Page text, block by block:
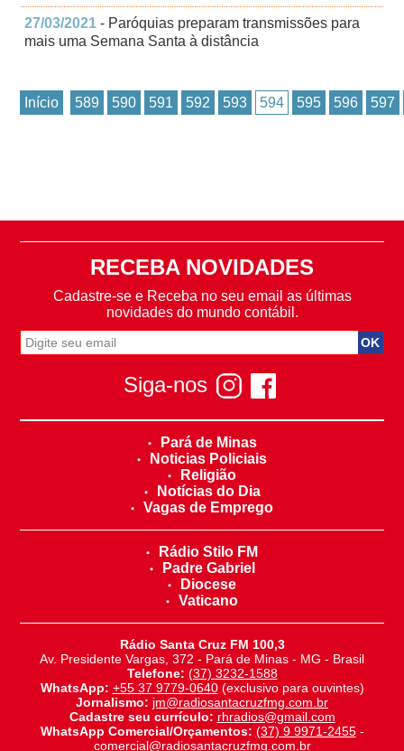
27/03/2021 - Paróquias preparam transmissões para
mais uma Semana Santa à distância
Início 589 590 591 592 593 594 595 596 597
RECEBA NOVIDADES
Cadastre-se e Receba no seu email as últimas
novidades do mundo contábil.
Siga-nos
Pará de Minas
Noticias Policiais
Religião
Notícias do Dia
Vagas de Emprego
Rádio Stilo FM
Padre Gabriel
Diocese
Vaticano
Rádio Santa Cruz FM 100,3
Av. Presidente Vargas, 372 - Pará de Minas - MG - Brasil
Telefone: (37) 3232-1588
WhatsApp: +55 37 9779-0640(exclusivo para ouvintes)
Jornalismo: jm@radiosantacruzfmg.com.br
Cadastre seu currículo: rhradios@gmail.com
WhatsApp Comercial/Orçamentos: (37) 9 9971-2455-
comercial@radiosantacruzfmg.com.br